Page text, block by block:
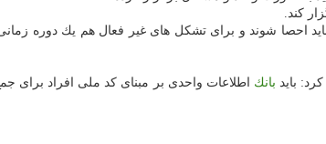
كند.
احصا شوند و برای تشكل های غیر فعال هم یك دوره
باید بانك اطلاعات واحدی بر مبنای كد ملی افراد برای